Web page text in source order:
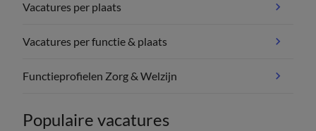
Vacatures per plaats
Vacatures per functie & plaats
Functieprofielen Zorg & Welzijn
Populaire vacatures